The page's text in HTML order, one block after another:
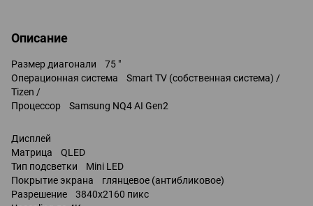
Описание
Размер диагонали 75 "
Операционная система Smart TV (собственная система) /
Tizen /
Процессор Samsung NQ4 AI Gen2
Дисплей
Матрица QLED
Тип подсветки Mini LED
Покрытие экрана глянцевое (антибликовое)
Разрешение 3840x2160 пикс